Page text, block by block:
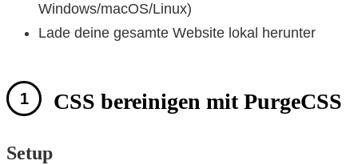
Windows/macOS/Linux)
Lade deine gesamte Website lokal herunter
CSS bereinigen mit PurgeCSS
Setup